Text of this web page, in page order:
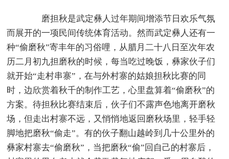
磨担秋是武定彝人过年期间增添节日欢乐气氛
而展开的一项民间传统体育活动。然而武定彝人还有一
种“偷磨秋”寄丰年的习俗哩，从腊月二十八日至次年农
历二月初九担磨秋的时候，每当吃过晚饭，彝家伙子们
就开始“走村串寨”，在与外村寨的姑娘担秋比赛的同
时，边欣赏着秋千的制作工艺，心里盘算着“偷磨秋”的
方案。待担秋比赛结束后，伙子们不露声色地离开磨秋
场，但走出村寨不远，又悄悄地返回磨秋场里，轻手轻
脚地把磨秋“偷走”。有的伙子翻山越岭到几十公里外的
彝家村寨去“偷磨秋”，当把磨秋“偷”回自己的村寨后，